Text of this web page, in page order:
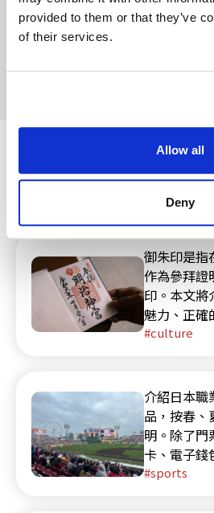
provided to them or that they’ve
of their services.
Allow all
Deny
事先詢問也無法預先告知。
若希望取得連續相鄰的座位，建
請求：
･ 若有工作人員指示，請務必遵守
･ 超過1000ml的寶特瓶、保冷箱
･ 法律禁止的物品、劇毒物品、
具、運動用品等
※即使不在禁止攜帶物品清單中
適當，也可能禁止攜帶
※禁止攜帶物品的置物櫃費用
※若拒絕入場，不予退票或支付
･ 發出口哨的行為
･ 跳躍助威行為
･ 惡言、威脅、恐嚇、暴力等行
･ 損壞或破壞設施、設備的行為
與此演出活
御朱印是指
作為參拜證
印。本文將
魅力、正確
及人氣神社
culture
介紹日本職
品，按春、
明。除了門
卡、電子錢
包括花粉、
sports